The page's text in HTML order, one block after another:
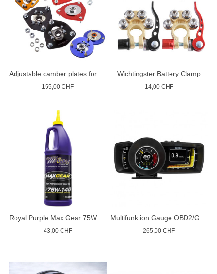
155,00 CHF
Wichtingster Battery Clamp
14,00 CHF
Royal Purple Max Gear 75W140
43,00 CHF
Multifunktion Gauge OBD2/GPS
265,00 CHF